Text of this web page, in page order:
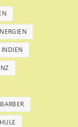
INDIEN